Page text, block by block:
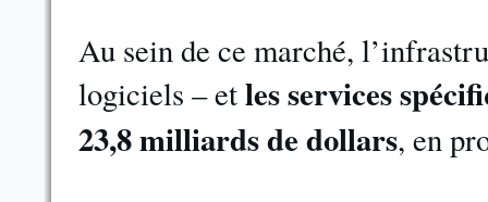
Au sein de ce marché,
logiciels – etles services
23,8 milliards de dollars, en